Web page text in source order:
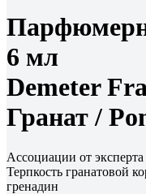
6 мл
Demeter
Гранат /
Ассоциации от эксперта
Терпкость гранатовой
гренадин